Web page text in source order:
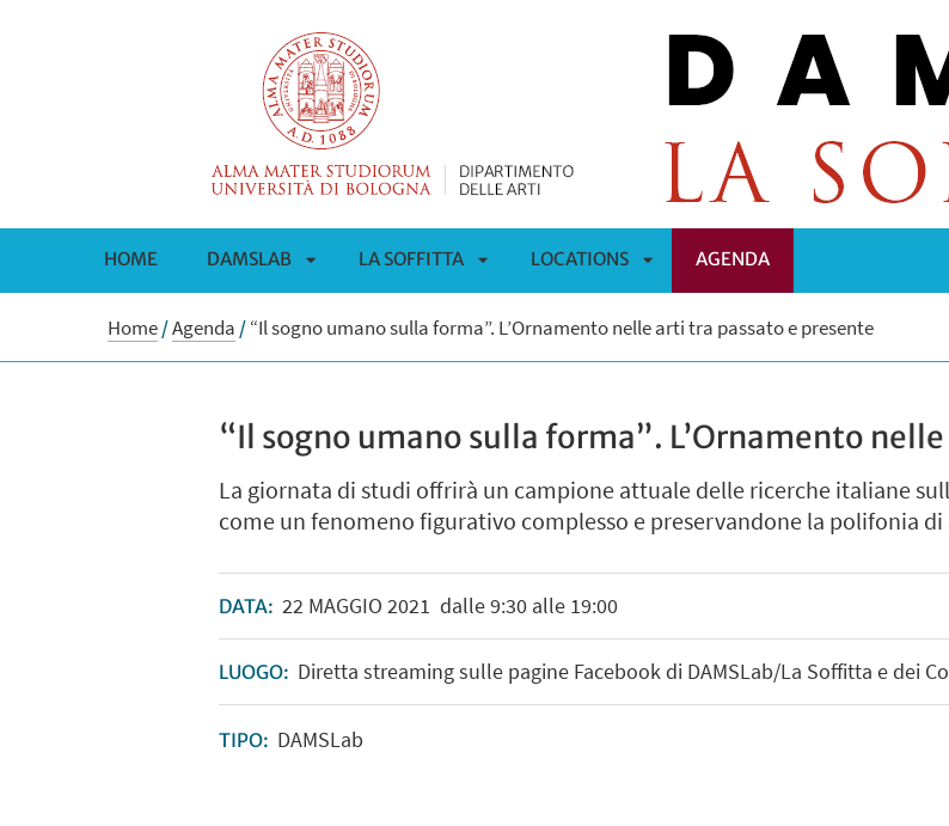
HOME DAMSLAB
APRI
LA SOFFITTA
APRI
LOCATIONS
APRI
AGENDA
Home/Agenda /“Il sogno umano sulla forma”. L’Ornamento nelle arti tra passato e presente
“Il sogno umano sulla forma”. L’Ornamento
La giornata di studi offrirà un campione attuale delle ricerche italiane
come un fenomeno figurativo complesso e preservandone la polifonia
DATA: 22 MAGGIO 2021 dalle 9:30 alle 19:00
LUOGO: Diretta streaming sulle pagine Facebook di DAMSLab/La Soffitta e dei
TIPO: DAMSLab